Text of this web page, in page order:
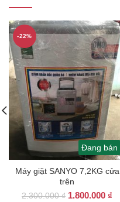
Đang bán
-22%
Máy giặt SANYO 7,2KG cửa
trên
2.300.000₫ Giá
1.800.000 ₫